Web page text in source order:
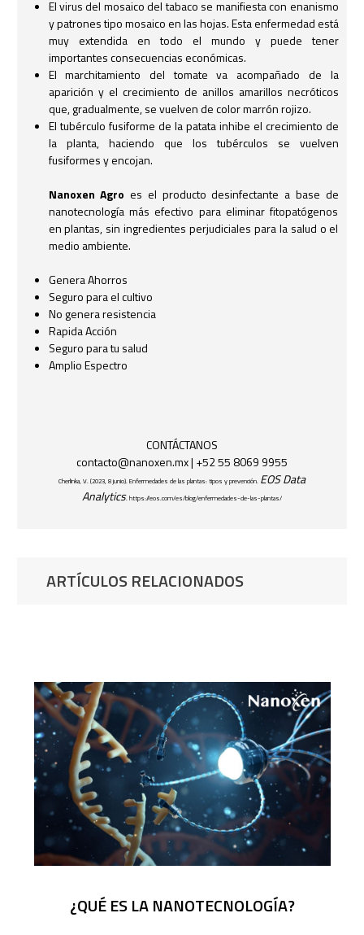
El virus del mosaico del tabaco se manifiesta con enanismo
y patrones tipo mosaico en las hojas. Esta enfermedad está
muy extendida en todo el mundo y puede tener
importantes consecuencias económicas.
El marchitamiento del tomate va acompañado de la
aparición y el crecimiento de anillos amarillos necróticos
que, gradualmente, se vuelven de color marrón rojizo.
El tubérculo fusiforme de la patata inhibe el crecimiento de
la planta, haciendo que los tubérculos se vuelven
fusiformes y encojan.
Nanoxen Agro es el producto desinfectante a base de
nanotecnología más efectivo para eliminar fitopatógenos
en plantas, sin ingredientes perjudiciales para la salud o el
medio ambiente.
Genera Ahorros
Seguro para el cultivo
No genera resistencia
Rapida Acción
Seguro para tu salud
Amplio Espectro
CONTÁCTANOS
contacto@nanoxen.mx| +52 55 8069 9955
Cherlinka, V. (2023, 8 junio). Enfermedades de las plantas: tipos y prevención. EOS Data
Analytics. https://eos.com/es/blog/enfermedades-de-las-plantas/
ARTÍCULOS RELACIONADOS
¿QUÉ ES LA NANOTECNOLOGÍA?